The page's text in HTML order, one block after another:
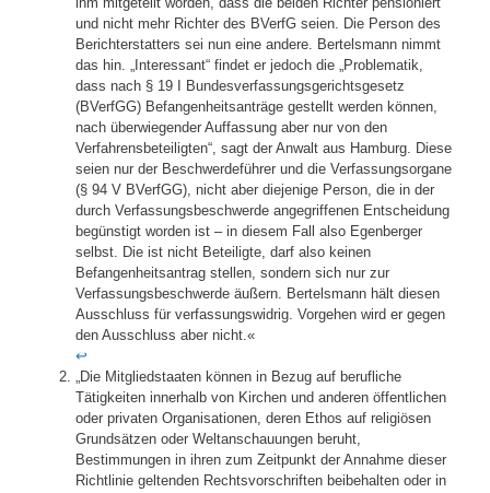
und nicht mehr Richter des BVerfG seien. Die Person des
Berichterstatters sei nun eine andere. Bertelsmann nimmt
das hin. „Interessant“ findet er jedoch die „Problematik,
dass nach § 19 I Bundesverfassungsgerichtsgesetz
(BVerfGG) Befangenheitsanträge gestellt werden können,
nach überwiegender Auffassung aber nur von den
Verfahrensbeteiligten“, sagt der Anwalt aus Hamburg. Diese
seien nur der Beschwerdeführer und die Verfassungsorgane
(§ 94 V BVerfGG), nicht aber diejenige Person, die in der
durch Verfassungsbeschwerde angegriffenen Entscheidung
begünstigt worden ist – in diesem Fall also Egenberger
selbst. Die ist nicht Beteiligte, darf also keinen
Befangenheitsantrag stellen, sondern sich nur zur
Verfassungsbeschwerde äußern. Bertelsmann hält diesen
Ausschluss für verfassungswidrig. Vorgehen wird er gegen
den Ausschluss aber nicht.«
↩︎
„Die Mitgliedstaaten können in Bezug auf berufliche
Tätigkeiten innerhalb von Kirchen und anderen öffentlichen
oder privaten Organisationen, deren Ethos auf religiösen
Grundsätzen oder Weltanschauungen beruht,
Bestimmungen in ihren zum Zeitpunkt der Annahme dieser
Richtlinie geltenden Rechtsvorschriften beibehalten oder in